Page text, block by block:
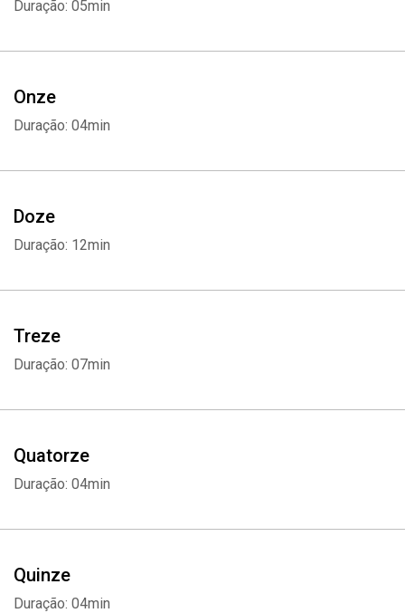
Duração: 05min
Onze
Duração: 04min
Doze
Duração: 12min
Treze
Duração: 07min
Quatorze
Duração: 04min
Quinze
Duração: 04min
Whatsapp Facebook Twitter E-mail